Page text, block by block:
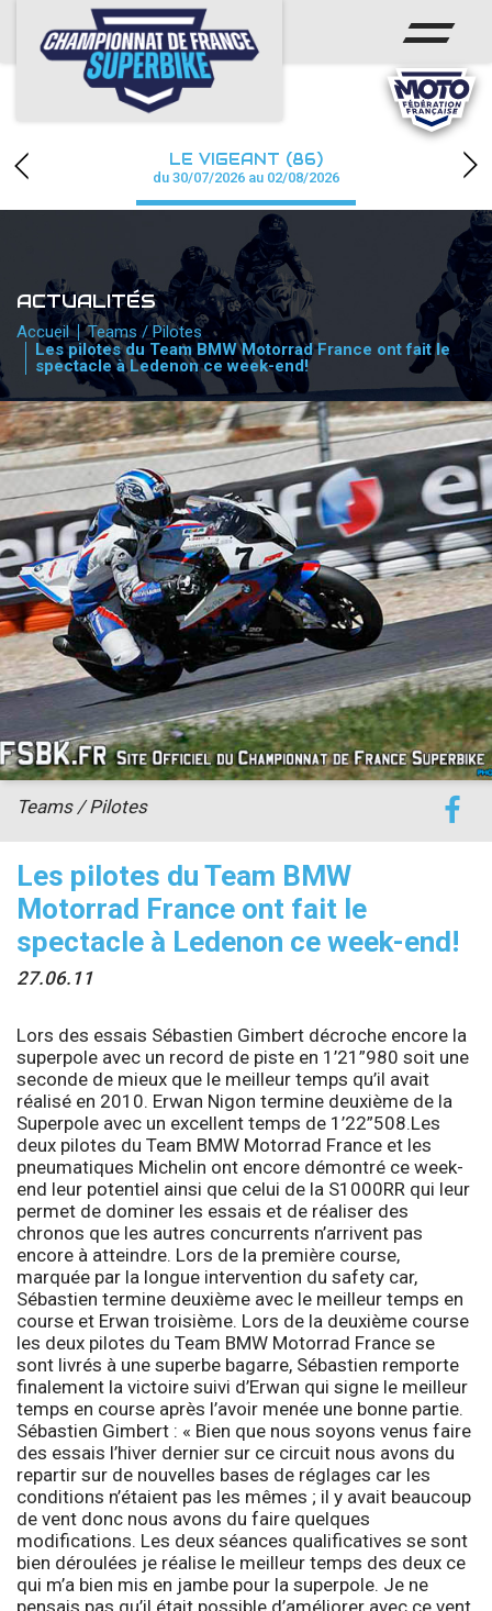
ACCUEIL
CHAMPIONNAT
CALENDRIER
PHOTOS / WEB TV
PARTENAIRES
PRESSE
PRESSE
accéder à la billetterie
LE VIGEANT (86)
du 30/07/2026 au 02/08/2026
ACTUALITÉS
Accueil
Teams / Pilotes
Les pilotes du Team BMW Motorrad France ont fait le
spectacle à Ledenon ce week-end!
Les pilotes du Team BMW
Motorrad France ont fait le
spectacle à Ledenon ce week-end!
27.06.11
Teams / Pilotes
Lors des essais Sébastien Gimbert décroche encore la
superpole avec un record de piste en 1’21”980 soit une
seconde de mieux que le meilleur temps qu’il avait
réalisé en 2010. Erwan Nigon termine deuxième de la
Superpole avec un excellent temps de 1’22”508.Les
deux pilotes du Team BMW Motorrad France et les
pneumatiques Michelin ont encore démontré ce week-
end leur potentiel ainsi que celui de la S1000RR qui leur
permet de dominer les essais et de réaliser des
chronos que les autres concurrents n’arrivent pas
encore à atteindre. Lors de la première course,
marquée par la longue intervention du safety car,
Sébastien termine deuxième avec le meilleur temps en
course et Erwan troisième. Lors de la deuxième course
les deux pilotes du Team BMW Motorrad France se
sont livrés à une superbe bagarre, Sébastien remporte
finalement la victoire suivi d’Erwan qui signe le meilleur
temps en course après l’avoir menée une bonne partie.
Sébastien Gimbert : « Bien que nous soyons venus faire
des essais l’hiver dernier sur ce circuit nous avons du
repartir sur de nouvelles bases de réglages car les
conditions n’étaient pas les mêmes ; il y avait beaucoup
de vent donc nous avons du faire quelques
modifications. Les deux séances qualificatives se sont
bien déroulées je réalise le meilleur temps des deux ce
qui m’a bien mis en jambe pour la superpole. Je ne
pensais pas qu’il était possible d’améliorer avec ce vent